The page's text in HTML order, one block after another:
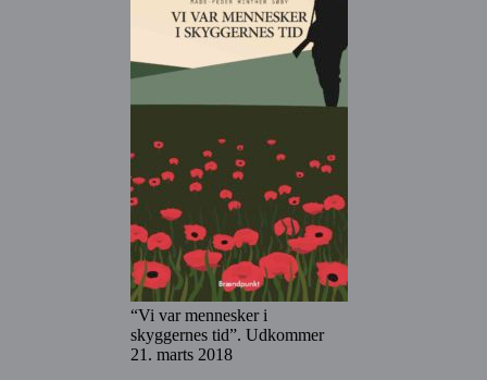
“Vi var mennesker i
skyggernes tid”. Udkommer
21. marts 2018